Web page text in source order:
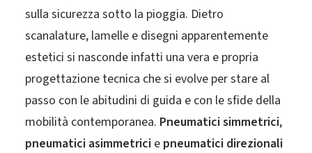
sulla sicurezza sotto la pioggia. Dietro
scanalature, lamelle e disegni apparentemente
estetici si nasconde infatti una vera e propria
progettazione tecnica che si evolve per stare al
passo con le abitudini di guida e con le sfide della
mobilità contemporanea. Pneumatici simmetrici,
pneumatici asimmetrici e pneumatici direzionali